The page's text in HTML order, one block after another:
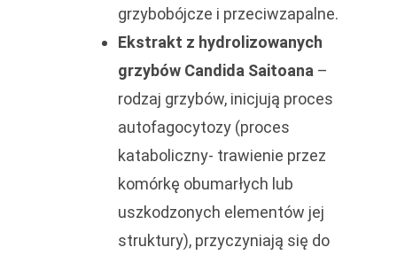
grzybobójcze i przeciwzapalne.
Ekstrakt z hydrolizowanych
grzybów Candida Saitoana –
rodzaj grzybów, inicjują proces
autofagocytozy (proces
kataboliczny- trawienie przez
komórkę obumarłych lub
uszkodzonych elementów jej
struktury), przyczyniają się do